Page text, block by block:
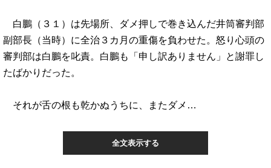
白鵬（３１）は先場所、ダメ押しで巻き込んだ井筒審判部
副部長（当時）に全治３カ月の重傷を負わせた。怒り心頭の
審判部は白鵬を叱責。白鵬も「申し訳ありません」と謝罪し
たばかりだった。
それが舌の根も乾かぬうちに、またダメ…
全文表示する